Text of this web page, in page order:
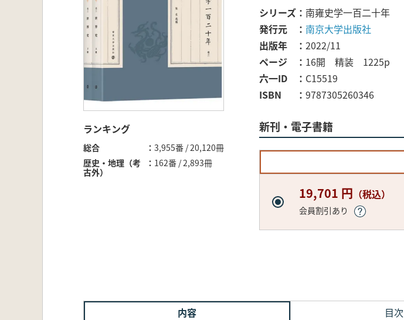
ランキング
総合
3,955番 / 20,120冊
歴史・地理（考
古外）
162番 / 2,893冊
シリーズ
南雍史学一百二十年
発行元
南京大学出版社
出版年
2022/11
ページ
16開 精装 1225p
六一ID
C15519
ISBN
9787305260346
新刊・電子書籍
19,701 円 （税込）
会員割引あり
内容 目次